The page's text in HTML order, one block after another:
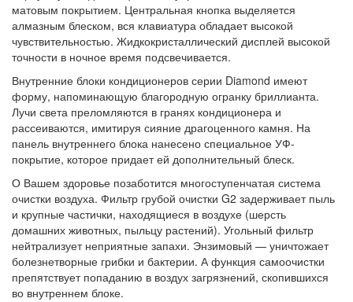
матовым покрытием. Центральная кнопка выделяется
алмазным блеском, вся клавиатура обладает высокой
чувствительностью. Жидкокристаллический дисплей высокой
точности в ночное время подсвечивается.
Внутренние блоки кондиционеров серии Diamond имеют
форму, напоминающую благородную огранку бриллианта.
Лучи света преломляются в гранях кондиционера и
рассеиваются, имитируя сияние драгоценного камня. На
панель внутреннего блока нанесено специальное УФ-
покрытие, которое придает ей дополнительный блеск.
О Вашем здоровье позаботится многоступенчатая система
очистки воздуха. Фильтр грубой очистки G2 задерживает пыль
и крупные частички, находящиеся в воздухе (шерсть
домашних животных, пыльцу растений). Угольный фильтр
нейтрализует неприятные запахи. Энзимовый — уничтожает
болезнетворные грибки и бактерии. А функция самоочистки
препятствует попаданию в воздух загрязнений, скопившихся
во внутреннем блоке.